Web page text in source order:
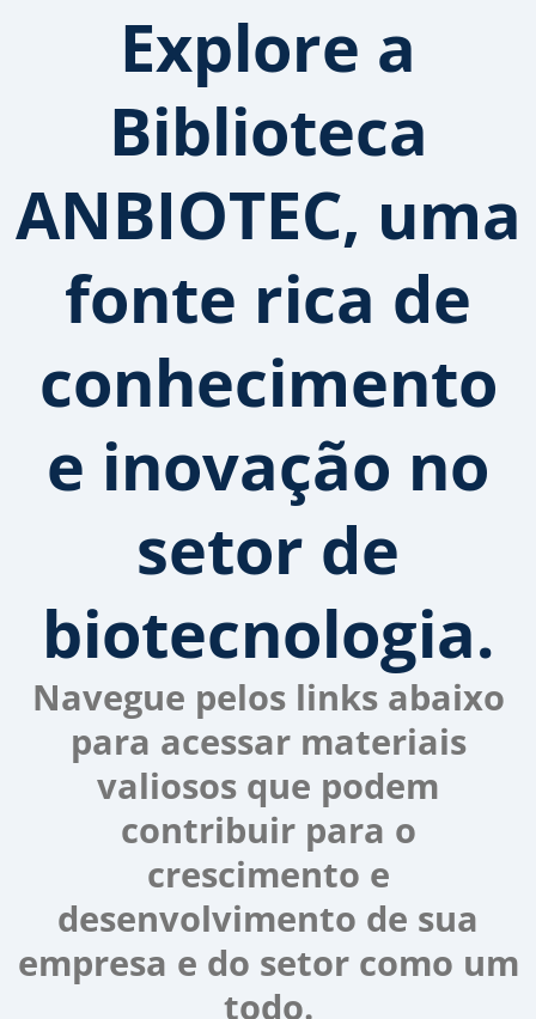
Explore a
Biblioteca
ANBIOTEC, uma
fonte rica de
conhecimento
e inovação no
setor de
biotecnologia.
Navegue pelos links abaixo
para acessar materiais
valiosos que podem
contribuir para o
crescimento e
desenvolvimento de sua
empresa e do setor como um
todo.